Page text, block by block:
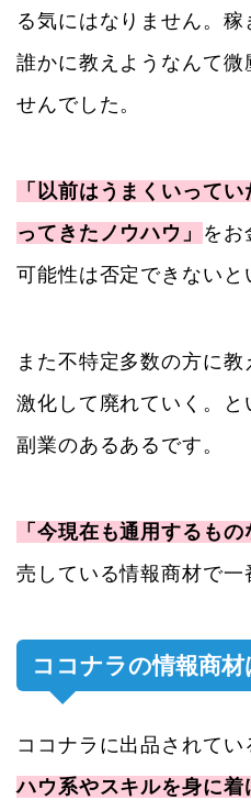
る気にはなりません。
誰かに教えようなんて微
せんでした。
「以前はうまくいって
ってきたノウハウ」
をお
可能性は否定できないと
また不特定多数の方に
激化して廃れていく。と
副業のあるあるです。
「今現在も通用するもの
売している情報商材で一
ココナラの情報商
ココナラに出品されて
ハウ系やスキルを身に